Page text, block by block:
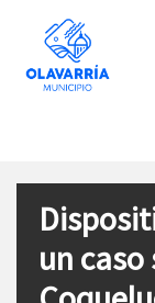
un caso